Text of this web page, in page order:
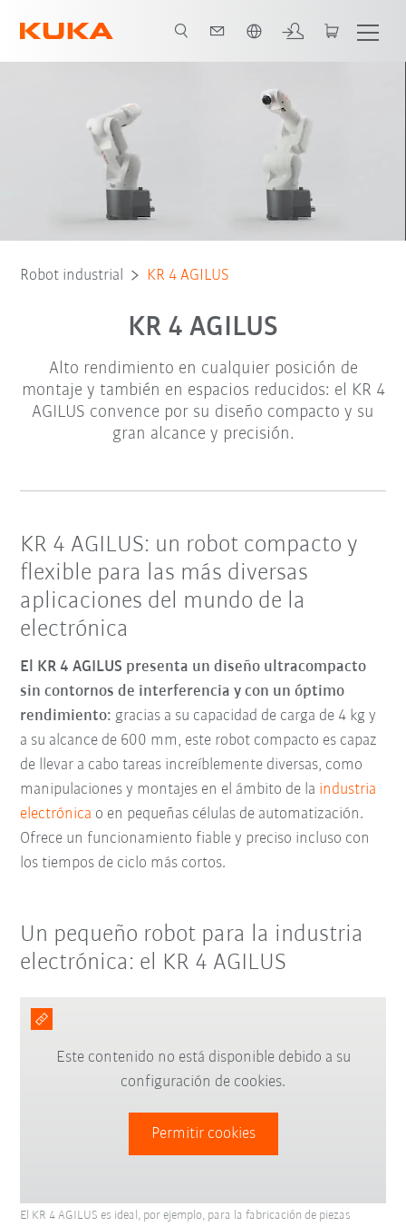
Folleto Tipo de robot Aplicaciones
Robot industrial KR 4 AGILUS
KR 4 AGILUS
Alto rendimiento en cualquier posición de
montaje y también en espacios reducidos: el KR 4
AGILUS convence por su diseño compacto y su
gran alcance y precisión.
KR 4 AGILUS: un robot compacto y
flexible para las más diversas
aplicaciones del mundo de la
electrónica
El KR 4 AGILUS presenta un diseño ultracompacto
sin contornos de interferencia y con un óptimo
rendimiento: gracias a su capacidad de carga de 4 kg y
a su alcance de 600 mm, este robot compacto es capaz
de llevar a cabo tareas increíblemente diversas, como
manipulaciones y montajes en el ámbito de la industria
electrónica o en pequeñas células de automatización.
Ofrece un funcionamiento fiable y preciso incluso con
los tiempos de ciclo más cortos.
Un pequeño robot para la industria
electrónica: el KR 4 AGILUS
Este contenido no está disponible debido a su
configuración de cookies.
Permitir cookies
El KR 4 AGILUS es ideal, por ejemplo, para la fabricación de piezas